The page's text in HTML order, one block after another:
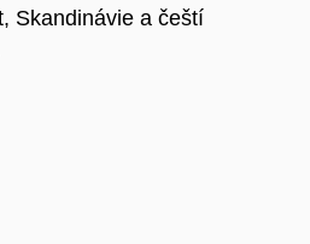
Skandinávie a čeští